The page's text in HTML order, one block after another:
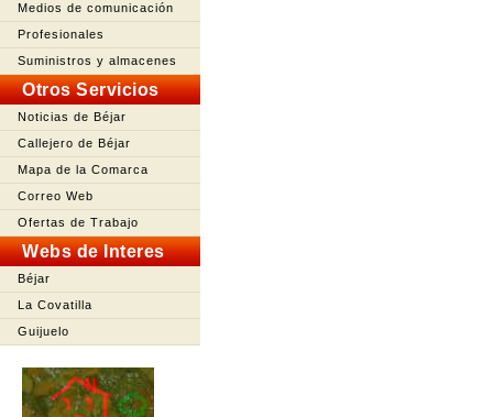
Medios de comunicación
Profesionales
Suministros y almacenes
Otros Servicios
Noticias de Béjar
Callejero de Béjar
Mapa de la Comarca
Correo Web
Ofertas de Trabajo
Webs de Interes
Béjar
La Covatilla
Guijuelo